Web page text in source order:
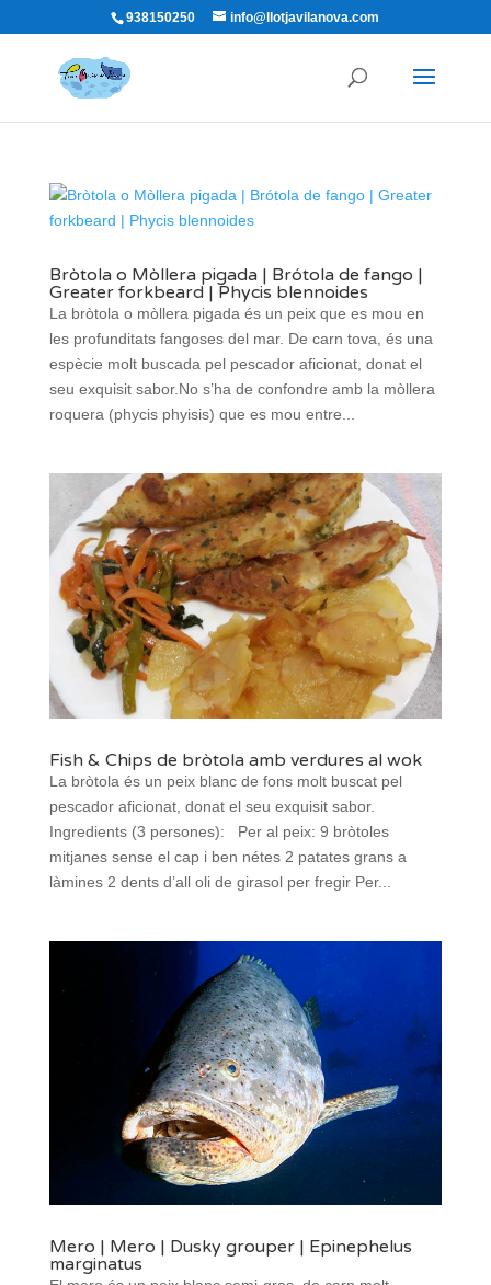
938150250 info@llotjavilanova.com
Bròtola o Mòllera pigada | Brótola de fango |
Greater forkbeard | Phycis blennoides
La bròtola o mòllera pigada és un peix que es mou en
les profunditats fangoses del mar. De carn tova, és una
espècie molt buscada pel pescador aficionat, donat el
seu exquisit sabor.No s’ha de confondre amb la mòllera
roquera (phycis phyisis) que es mou entre...
Fish & Chips de bròtola amb verdures al wok
La bròtola és un peix blanc de fons molt buscat pel
pescador aficionat, donat el seu exquisit sabor.
Ingredients (3 persones): Per al peix: 9 bròtoles
mitjanes sense el cap i ben nétes 2 patates grans a
làmines 2 dents d’all oli de girasol per fregir Per...
Mero | Mero | Dusky grouper | Epinephelus
marginatus